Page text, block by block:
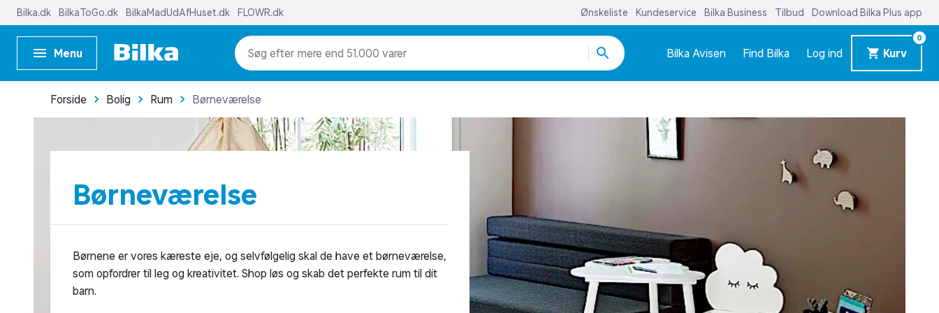
Bilka.dk BilkaToGo.dk BilkaMadUdAfHuset.dk FLOWR.dk Ønskeliste Kundeservice Bilka Business Tilbud Download Bilka Plus app
Menu mere end 51.000 varer Bilka Avisen Find Bilka Log ind Kurv
0
Forside Bolig Rum Børneværelse
Børneværelse
Børnene er vores kæreste eje, og selvfølgelig skal de have et børneværelse,
som opfordrer til leg og kreativitet. Shop løs og skab det perfekte rum til dit
barn.